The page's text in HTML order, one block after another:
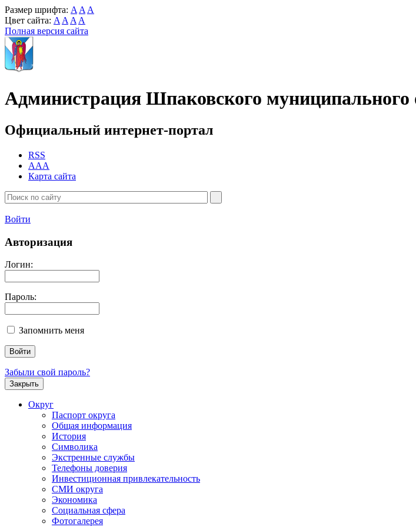
Размер шрифта: A A A
Цвет сайта: A A A A
Полная версия сайта
Администрация Шпаковского муниципального
Официальный интернет-портал
RSS
AAA
Карта сайта
Войти
Авторизация
Логин:
Пароль:
Запомнить меня
Забыли свой пароль?
Закрыть
Округ
Паспорт округа
Общая информация
История
Символика
Экстренные службы
Телефоны доверия
Инвестиционная привлекательность
СМИ округа
Экономика
Социальная сфера
Фотогалерея